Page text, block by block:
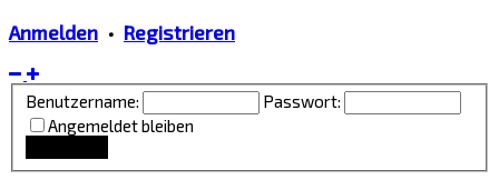
Anmelden • Registrieren
Benutzername:
Passwort:
Angemeldet bleiben